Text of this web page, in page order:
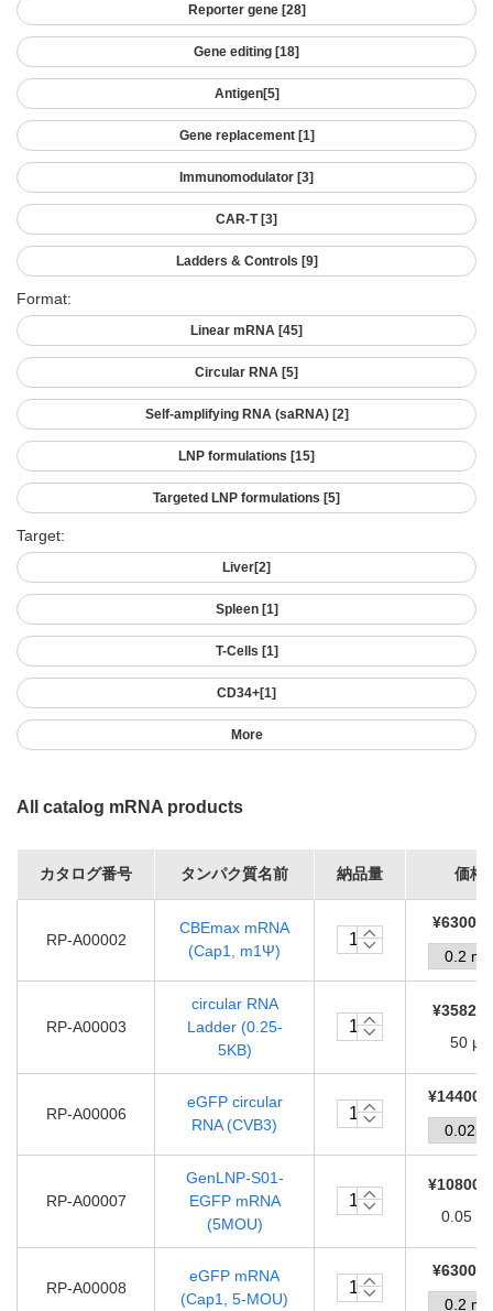
Reporter gene [28]
Gene editing [18]
Antigen[5]
Gene replacement [1]
Immunomodulator [3]
CAR-T [3]
Ladders & Controls [9]
Format:
Linear mRNA [45]
Circular RNA [5]
Self-amplifying RNA (saRNA) [2]
LNP formulations [15]
Targeted LNP formulations [5]
Target:
Liver[2]
Spleen [1]
T-Cells [1]
CD34+[1]
More
All catalog mRNA products
カタログ番号 タンパク質名前 納品量 価格
RP-A00002
CBEmax mRNA
(Cap1, m1Ψ)
RP-A00003
circular RNA
Ladder (0.25-
5KB)
50 μL
RP-A00006
eGFP circular
RNA (CVB3)
RP-A00007
GenLNP-S01-
EGFP mRNA
(5MOU)
0.05
RP-A00008
eGFP mRNA
(Cap1, 5-MOU)